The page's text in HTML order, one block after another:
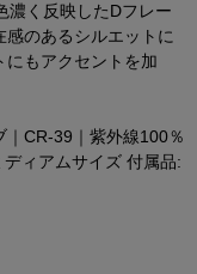
濃く反映したDフレー
のあるシルエットに
もアクセントを加
CR-39｜紫外線100％
ィアムサイズ 付属品: